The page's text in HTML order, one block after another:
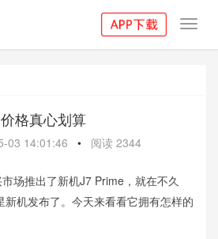
格真心划算
03 14:01:46 • 阅读 2344
场推出了新机J7 Prime，就在不久
机发布了。今天来看看它拥有怎样的